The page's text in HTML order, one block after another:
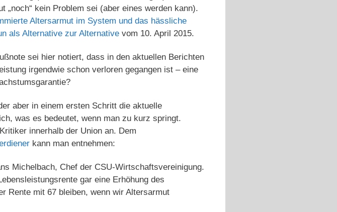
„noch“ kein Problem sei (aber eines werden kann).
Altersarmut im System und das hässliche
als Alternative zur Alternative vom 10. April 2015.
sei hier notiert, dass in den aktuellen Berichten
irgendwie schon verloren gegangen ist – eine
aber in einem ersten Schritt die aktuelle
was es bedeutet, wenn man zu kurz springt.
innerhalb der Union an. Dem
kann man entnehmen:
Michelbach, Chef der CSU-Wirtschaftsvereinigung.
gar eine Erhöhung des
Rente mit 67 bleiben, wenn wir Altersarmut